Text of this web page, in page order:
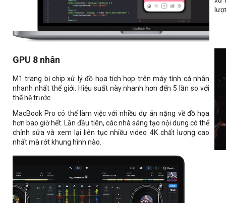
GPU 8 nhân
M1 trang bị chip xử lý đồ họa tích hợp trên máy tính cá nhân
nhanh nhất thế giới. Hiệu suất này nhanh hơn đến 5 lần so với
thế hệ trước.
MacBook Pro có thể làm việc với nhiều dự án nặng về đồ họa
hơn bao giờ hết. Lần đầu tiên, các nhà sáng tạo nội dung có thể
chỉnh sửa và xem lại liên tục nhiều video 4K chất lượng cao
nhất mà rớt khung hình nào.